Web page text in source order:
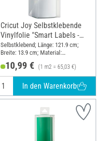
Cricut Joy Selbstklebende
Vinylfolie "Smart Labels -
White", 13,9 x 121,9 cm
Selbstklebend; Länge: 121.9 cm;
Breite: 13.9 cm; Material:
10,99 € (1 m2 = 65,03 €)
In den Warenkorb